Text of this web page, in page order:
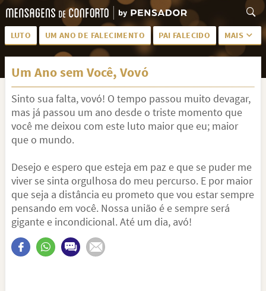
LUTO UM ANO DE FALECIMENTO PAI FALECIDO MAIS
LUTO PARA AMIGA PALAVRAS
PÊSAMES PARA AMIGA DESCANSE EM PAZ
MEUS SENTIMENTOS PÊSAMES PARA AMIGO
FRASES DE LUTO PARA AMIGO
TODAS AS CATEGORIAS
Um Ano sem Você, Vovó
Sinto sua falta, vovó! O tempo passou muito devagar,
mas já passou um ano desde o triste momento que
você me deixou com este luto maior que eu; maior
que o mundo.
Desejo e espero que esteja em paz e que se puder me
viver se sinta orgulhosa do meu percurso. E por maior
que seja a distância eu prometo que vou estar sempre
pensando em você. Nossa união é e sempre será
gigante e incondicional. Até um dia, avó!